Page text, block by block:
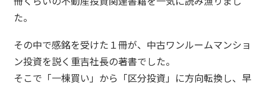
た。
その中で感銘を受けた１冊が、中古ワンルームマンショ
ン投資を説く重吉社長の著書でした。
そこで「一棟買い」から「区分投資」に方向転換し、早